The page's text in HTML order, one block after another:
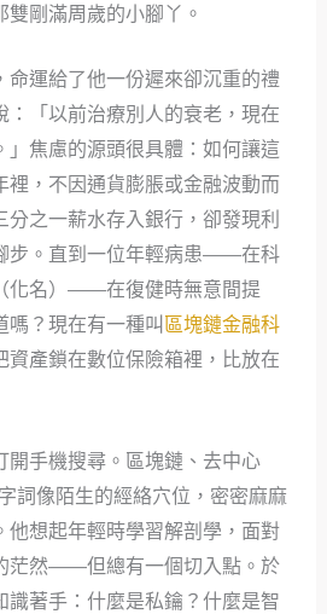
剛滿周歲的小腳丫。
命運給了他一份遲來卻沉重的禮
：「以前治療別人的衰老，現在
」焦慮的源頭很具體：如何讓這
裡，不因通貨膨脹或金融波動而
之一薪水存入銀行，卻發現利
步。直到一位年輕病患——在科
化名）——在復健時無意間提
嗎？現在有一種叫 區塊鏈金融科
資產鎖在數位保險箱裡，比放在
開手機搜尋。區塊鏈、去中心
詞像陌生的經絡穴位，密密麻麻
他想起年輕時學習解剖學，面對
茫然——但總有一個切入點。於
識著手：什麼是私鑰？什麼是智